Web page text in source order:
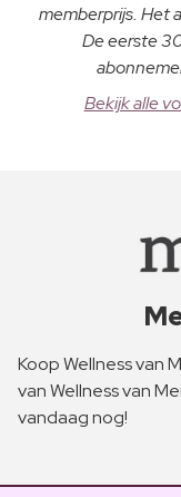
memberprijs. Het
De eerste
Bekijk alle
Koop Wellness van
van Wellness van
vandaag nog!